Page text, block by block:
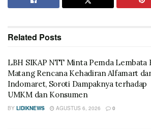
Related Posts
LBH SIKAP NTT Minta Pemda Lembata
Matang Rencana Kehadiran Alfamart
Indomaret, Soroti Dampaknya terhadap
UMKM dan Konsumen
BY LIDIKNEWS AGUSTUS 6, 2026 0